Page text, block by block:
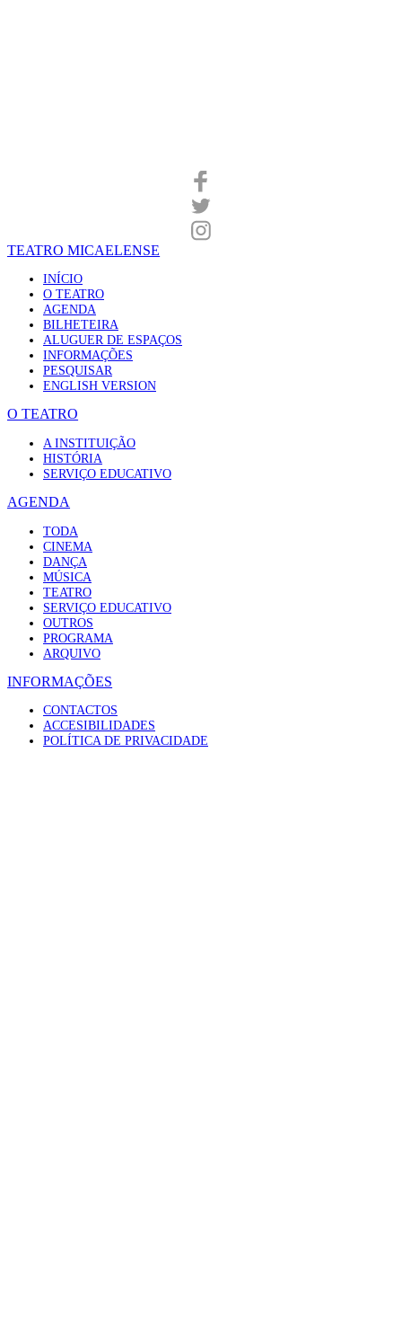
TEATRO MICAELENSE
INÍCIO
O TEATRO
AGENDA
BILHETEIRA
ALUGUER DE ESPAÇOS
INFORMAÇÕES
PESQUISAR
ENGLISH VERSION
O TEATRO
A INSTITUIÇÃO
HISTÓRIA
SERVIÇO EDUCATIVO
AGENDA
TODA
CINEMA
DANÇA
MÚSICA
TEATRO
SERVIÇO EDUCATIVO
OUTROS
PROGRAMA
ARQUIVO
INFORMAÇÕES
CONTACTOS
ACCESIBILIDADES
POLÍTICA DE PRIVACIDADE